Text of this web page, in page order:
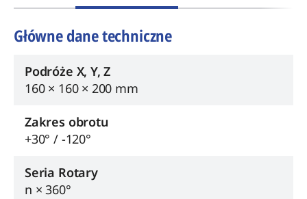
Główne dane techniczne
Podróże X, Y, Z
160 × 160 × 200 mm
Zakres obrotu
+30° / -120°
Seria Rotary
n × 360°